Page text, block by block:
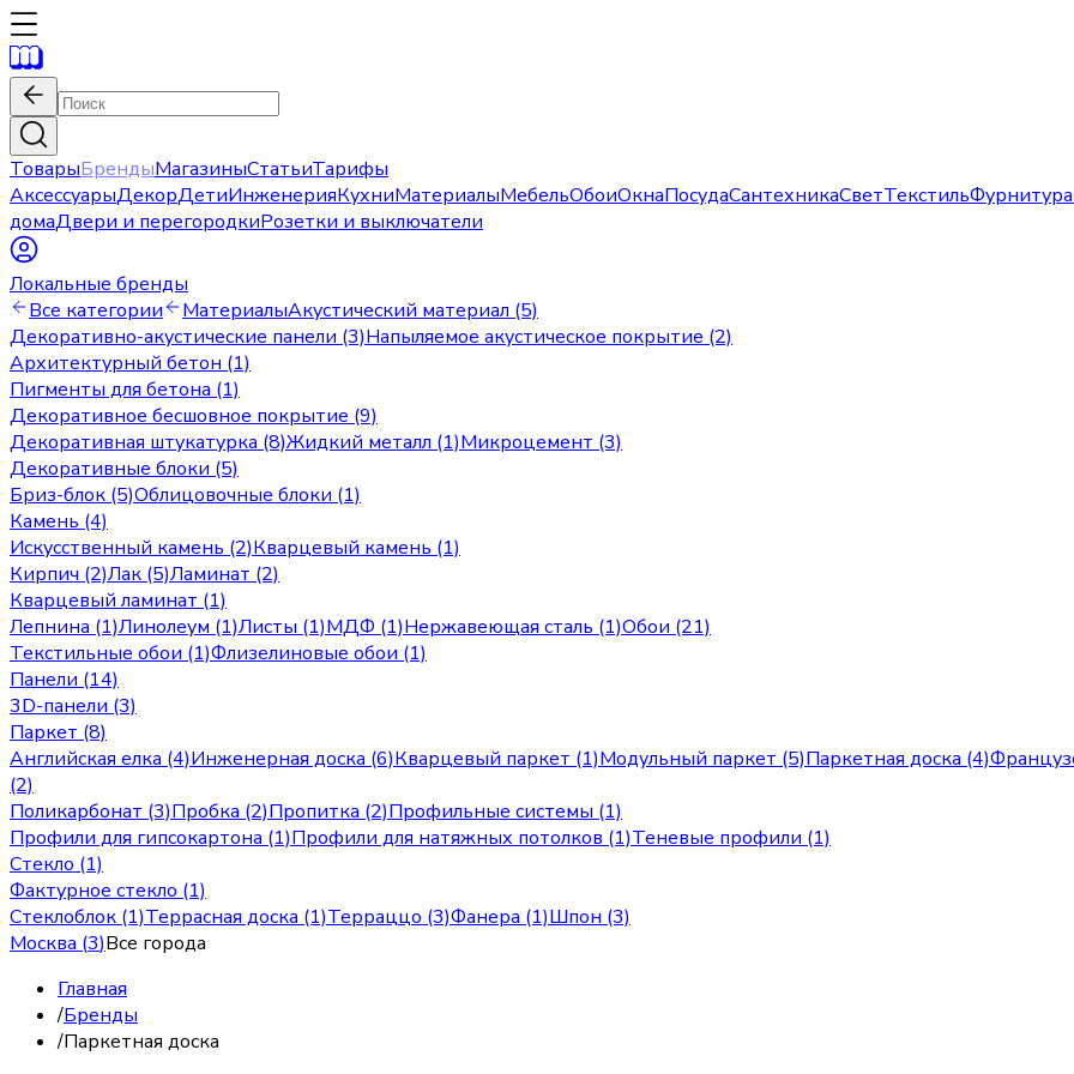
ТоварыБрендыМагазиныСтатьиТарифы
АксессуарыДекорДетиИнженерияКухниМатериалыМебельОбоиОкнаПосудаСантехникаСветТекстильФурнитура
домаДвери и перегородкиРозетки и выключатели
Локальные бренды
Все категории
МатериалыАкустический материал (5)
Декоративно-акустические панели (3)Напыляемое акустическое покрытие (2)
Архитектурный бетон (1)
Пигменты для бетона (1)
Декоративное бесшовное покрытие (9)
Декоративная штукатурка (8)Жидкий металл (1)Микроцемент (3)
Декоративные блоки (5)
Бриз-блок (5)Облицовочные блоки (1)
Камень (4)
Искусственный камень (2)Кварцевый камень (1)
Кирпич (2)Лак (5)Ламинат (2)
Кварцевый ламинат (1)
Лепнина (1)Линолеум (1)Листы (1)МДФ (1)Нержавеющая сталь (1)Обои (21)
Текстильные обои (1)Флизелиновые обои (1)
Панели (14)
3D-панели (3)
Паркет (8)
Английская елка (4)Инженерная доска (6)Кварцевый паркет (1)Модульный паркет (5)Паркетная доска (4)
(2)
Поликарбонат (3)Пробка (2)Пропитка (2)Профильные системы (1)
Профили для гипсокартона (1)Профили для натяжных потолков (1)Теневые профили (1)
Стекло (1)
Фактурное стекло (1)
Стеклоблок (1)Террасная доска (1)Терраццо (3)Фанера (1)Шпон (3)
Москва (3)Все города
Главная
/Бренды
/Паркетная доска